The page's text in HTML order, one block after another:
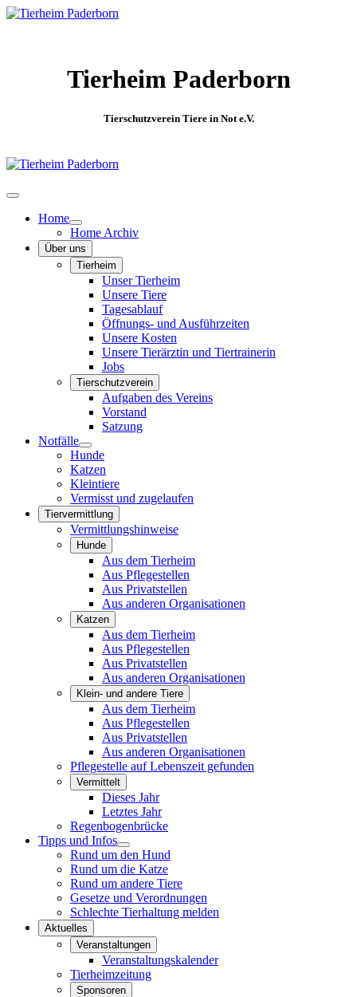
Tierheim Paderborn
Tierschutzverein Tiere in Not e.V.
Home
Home Archiv
Über uns
Tierheim
Unser Tierheim
Unsere Tiere
Tagesablauf
Öffnungs- und Ausführzeiten
Unsere Kosten
Unsere Tierärztin und Tiertrainerin
Jobs
Tierschutzverein
Aufgaben des Vereins
Vorstand
Satzung
Notfälle
Hunde
Katzen
Kleintiere
Vermisst und zugelaufen
Tiervermittlung
Vermittlungshinweise
Hunde
Aus dem Tierheim
Aus Pflegestellen
Aus Privatstellen
Aus anderen Organisationen
Katzen
Aus dem Tierheim
Aus Pflegestellen
Aus Privatstellen
Aus anderen Organisationen
Klein- und andere Tiere
Aus dem Tierheim
Aus Pflegestellen
Aus Privatstellen
Aus anderen Organisationen
Pflegestelle auf Lebenszeit gefunden
Vermittelt
Dieses Jahr
Letztes Jahr
Regenbogenbrücke
Tipps und Infos
Rund um den Hund
Rund um die Katze
Rund um andere Tiere
Gesetze und Verordnungen
Schlechte Tierhaltung melden
Aktuelles
Veranstaltungen
Veranstaltungskalender
Tierheimzeitung
Sponsoren